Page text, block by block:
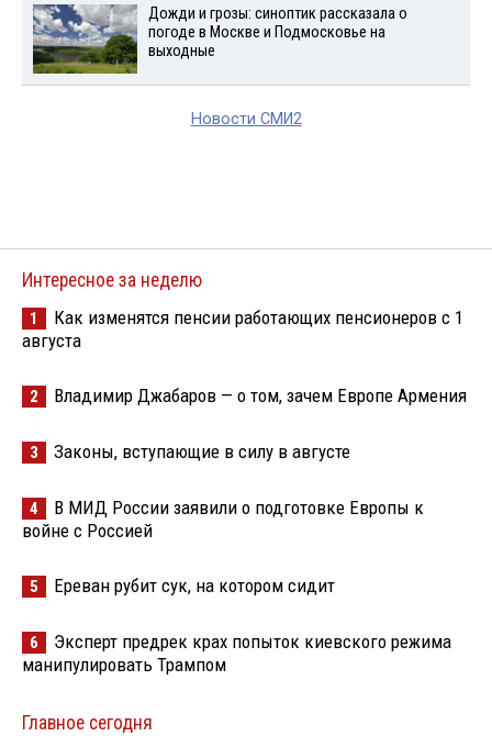
Дожди и грозы: синоптик рассказала о
погоде в Москве и Подмосковье на
выходные
Новости СМИ2
Интересное за неделю
1
Как изменятся пенсии работающих пенсионеров с 1
августа
2 Владимир Джабаров — о том, зачем Европе Армения
3 Законы, вступающие в силу в августе
4
В МИД России заявили о подготовке Европы к
войне с Россией
5 Ереван рубит сук, на котором сидит
6
Эксперт предрек крах попыток киевского режима
манипулировать Трампом
Главное сегодня